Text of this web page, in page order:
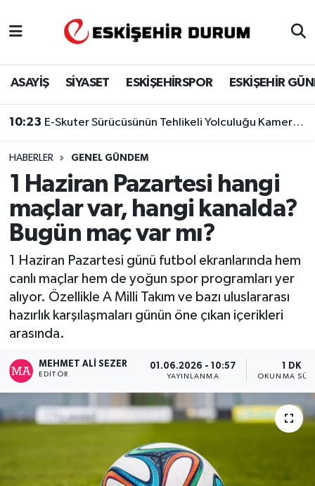
ASAYİŞ SİYASET ESKİŞEHİRSPOR ESKİŞEHİR
10:23 E-Skuter Sürücüsünün Tehlikeli Yolculuğu Kamerada
HABERLER GENEL GÜNDEM
1 Haziran Pazartesi hangi
maçlar var, hangi kanalda?
Bugün maç var mı?
1 Haziran Pazartesi günü futbol ekranlarında hem
canlı maçlar hem de yoğun spor programları yer
alıyor. Özellikle A Milli Takım ve bazı uluslararası
hazırlık karşılaşmaları günün öne çıkan içerikleri
arasında.
MEHMET ALI SEZER
EDITÖR
01.06.2026 - 10:57
YAYINLANMA
1 DK
OKUNMA
Eskişehir Hava Durumu
Eskişehir Namaz Vakitleri
Eskişehir Trafik Yoğunluk Haritası
Süper Lig Puan Durumu ve Fikstür
Tüm Manşetler
Son Dakika Haberleri
Haber Arşivi